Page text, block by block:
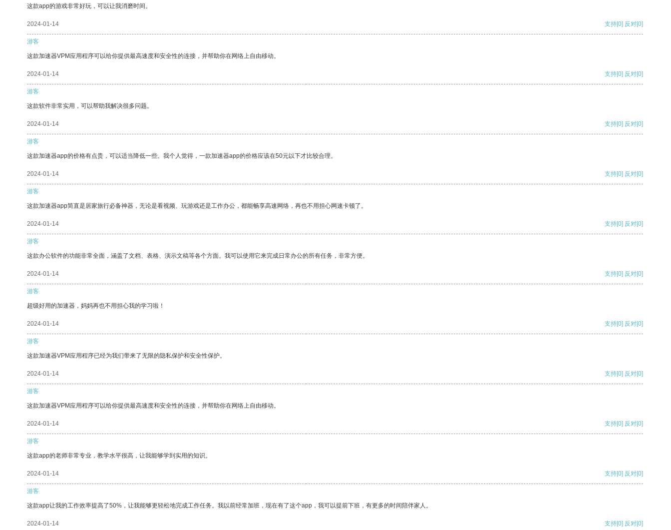
这款app的游戏非常好玩，可以让我消磨时间。
2024-01-14 支持[0] 反对[0]
游客
这款加速器VPM应用程序可以给你提供最高速度和安全性的连接，并帮助你在网络上自由移动。
2024-01-14 支持[0] 反对[0]
游客
这款软件非常实用，可以帮助我解决很多问题。
2024-01-14 支持[0] 反对[0]
游客
这款加速器app的价格有点贵，可以适当降低一些。我个人觉得，一款加速器app的价格应该在50元以下才比较合理。
2024-01-14 支持[0] 反对[0]
游客
这款加速器app简直是居家旅行必备神器，无论是看视频、玩游戏还是工作办公，都能畅享高速网络，再也不用担心网速卡顿了。
2024-01-14 支持[0] 反对[0]
游客
这款办公软件的功能非常全面，涵盖了文档、表格、演示文稿等各个方面。我可以使用它来完成日常办公的所有任务，非常方便。
2024-01-14 支持[0] 反对[0]
游客
超级好用的加速器，妈妈再也不用担心我的学习啦！
2024-01-14 支持[0] 反对[0]
游客
这款加速器VPM应用程序已经为我们带来了无限的隐私保护和安全性保护。
2024-01-14 支持[0] 反对[0]
游客
这款加速器VPM应用程序可以给你提供最高速度和安全性的连接，并帮助你在网络上自由移动。
2024-01-14 支持[0] 反对[0]
游客
这款app的老师非常专业，教学水平很高，让我能够学到实用的知识。
2024-01-14 支持[0] 反对[0]
游客
这款app让我的工作效率提高了50%，让我能够更轻松地完成工作任务。我以前经常加班，现在有了这个app，我可以提前下班，有更多的时间陪伴家人。
2024-01-14 支持[0] 反对[0]